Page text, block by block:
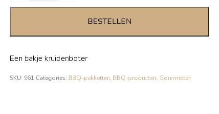
BESTELLEN
Een bakje kruidenboter
SKU: 961 Categories: BBQ-pakketten, BBQ-producten, Gourmetten